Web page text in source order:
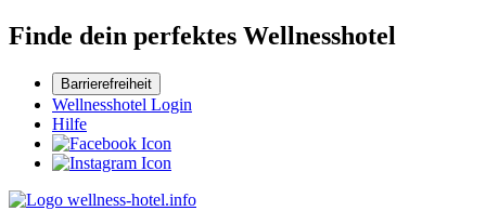
Finde dein perfektes Wellnesshotel
Barrierefreiheit
Wellnesshotel Login
Hilfe